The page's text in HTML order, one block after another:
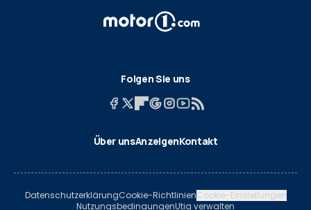
Folgen Sie uns
Über unsAnzeigenKontakt
DatenschutzerklärungCookie-RichtlinienCookie-Einstellungen
NutzungsbedingungenUtiq verwalten